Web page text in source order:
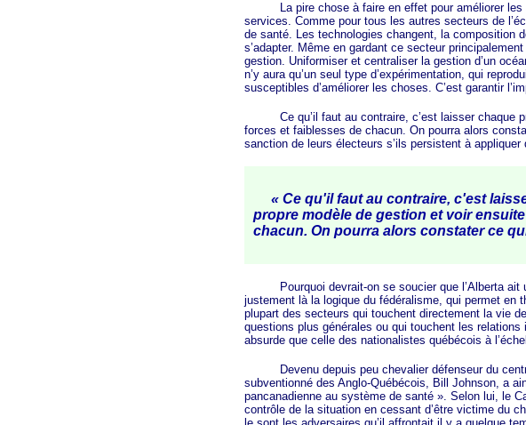
La pire chose à faire en effet pour améliorer les
services. Comme pour tous les autres secteurs de
de santé. Les technologies changent, la composition
s’adapter. Même en gardant ce secteur
gestion. Uniformiser et centraliser la gestion d’un
n’y aura qu’un seul type d’expérimentation, qui
susceptibles d’améliorer les choses. C’est garantir
Ce qu’il faut au contraire, c’est laisser chaque
forces et faiblesses de chacun. On pourra alors
sanction de leurs électeurs s’ils persistent à
« Ce qu'il faut au contraire, c'est
propre modèle de gestion et voir ensuit
chacun. On pourra alors constater ce
Pourquoi devrait-on se soucier que l’Alberta ait
justement là la logique du fédéralisme, qui permet en
plupart des secteurs qui touchent directement la vie
questions plus générales ou qui touchent les
absurde que celle des nationalistes québécois à
Devenu depuis peu chevalier défenseur du
subventionné des Anglo-Québécois, Bill Johnson, a
pancanadienne au système de santé ». Selon lui, le
contrôle de la situation en cessant d’être victime du